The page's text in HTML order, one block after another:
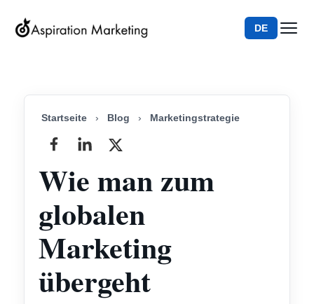
DE
Startseite › Blog › Marketingstrategie
Wie man zum
globalen
Marketing
übergeht